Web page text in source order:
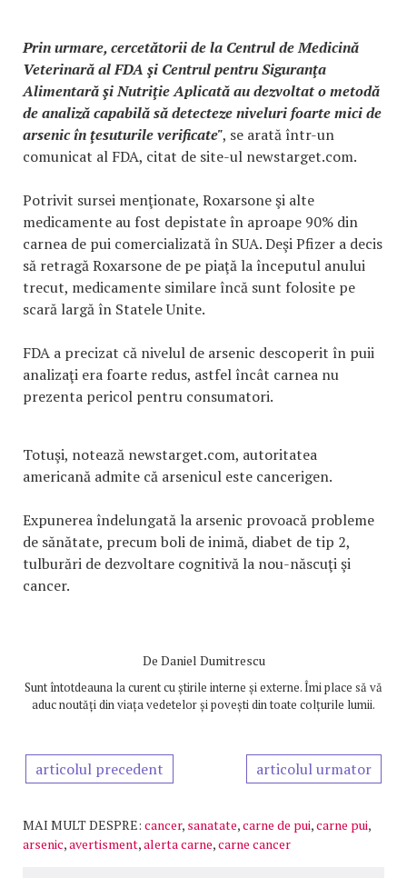
Prin urmare, cercetătorii de la Centrul de Medicină
Veterinară al FDA şi Centrul pentru Siguranţa
Alimentară şi Nutriţie Aplicată au dezvoltat o metodă
de analiză capabilă să detecteze niveluri foarte mici de
arsenic în ţesuturile verificate", se arată într-un
comunicat al FDA, citat de site-ul newstarget.com.
Potrivit sursei menţionate, Roxarsone şi alte
medicamente au fost depistate în aproape 90% din
carnea de pui comercializată în SUA. Deşi Pfizer a decis
să retragă Roxarsone de pe piaţă la începutul anului
trecut, medicamente similare încă sunt folosite pe
scară largă în Statele Unite.
FDA a precizat că nivelul de arsenic descoperit în puii
analizaţi era foarte redus, astfel încât carnea nu
prezenta pericol pentru consumatori.
Totuşi, notează newstarget.com, autoritatea
americană admite că arsenicul este cancerigen.
Expunerea îndelungată la arsenic provoacă probleme
de sănătate, precum boli de inimă, diabet de tip 2,
tulburări de dezvoltare cognitivă la nou-născuţi şi
cancer.
De Daniel Dumitrescu
Sunt întotdeauna la curent cu știrile interne și externe. Îmi place să vă
aduc noutăți din viața vedetelor și povești din toate colțurile lumii.
articolul precedent articolul urmator
MAI MULT DESPRE: cancer, sanatate,carne de pui,carne pui,
arsenic,avertisment,alerta carne,carne cancer